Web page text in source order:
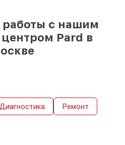
работы с нашим
Pard в
Диагностика Ремонт